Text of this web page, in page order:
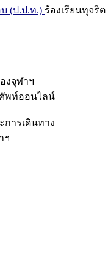
(ป.ป.ท.) ร้องเรียนทุจริต
งจุฬาฯ
พท์ออนไลน์
การเดินทาง
ฯ